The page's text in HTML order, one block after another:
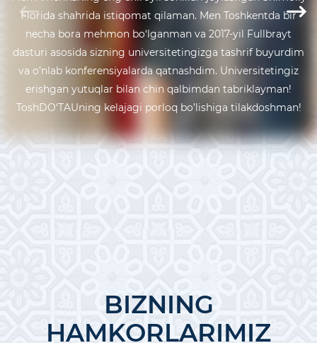
Florida shahrida istiqomat qilaman. Men Toshkentda bir
necha bora mehmon bo‘lganman va 2017-yil Fullbrayt
dasturi asosida sizning universitetingizga tashrif buyurdim
va o’nlab konferensiyalarda qatnashdim. Universitetingiz
erishgan yutuqlar bilan chin qalbimdan tabriklayman!
ToshDO‘TAUning kelajagi porloq bo’lishiga tilakdoshman!
BIZNING
HAMKORLARIMIZ